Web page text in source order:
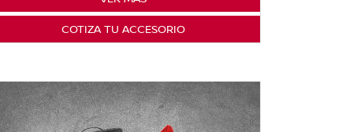
COTIZA TU ACCESORIO